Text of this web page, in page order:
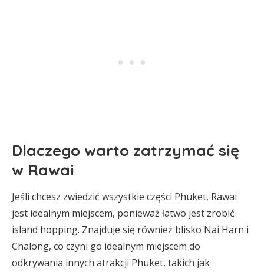
Dlaczego warto zatrzymać się
w Rawai
Jeśli chcesz zwiedzić wszystkie części Phuket, Rawai
jest idealnym miejscem, ponieważ łatwo jest zrobić
island hopping. Znajduje się również blisko Nai Harn i
Chalong, co czyni go idealnym miejscem do
odkrywania innych atrakcji Phuket, takich jak